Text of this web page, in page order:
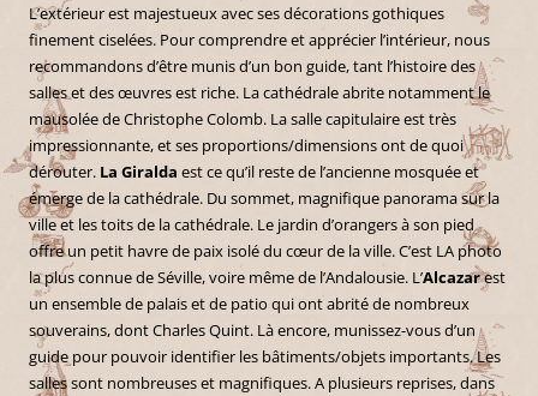
L’extérieur est majestueux avec ses décorations gothiques
finement ciselées. Pour comprendre et apprécier l’intérieur, nous
recommandons d’être munis d’un bon guide, tant l’histoire des
salles et des œuvres est riche. La cathédrale abrite notamment le
mausolée de Christophe Colomb. La salle capitulaire est très
impressionnante, et ses proportions/dimensions ont de quoi
dérouter. La Giralda est ce qu’il reste de l’ancienne mosquée et
émerge de la cathédrale. Du sommet, magnifique panorama sur la
ville et les toits de la cathédrale. Le jardin d’orangers à son pied
offre un petit havre de paix isolé du cœur de la ville. C’est LA photo
la plus connue de Séville, voire même de l’Andalousie. L’Alcazarest
un ensemble de palais et de patio qui ont abrité de nombreux
souverains, dont Charles Quint. Là encore, munissez-vous d’un
guide pour pouvoir identifier les bâtiments/objets importants. Les
salles sont nombreuses et magnifiques. A plusieurs reprises, dans